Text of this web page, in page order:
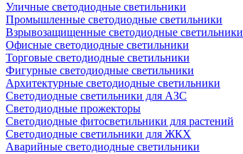
Уличные светодиодные светильники
Промышленные светодиодные светильники
Взрывозащищенные светодиодные светильники
Офисные светодиодные светильники
Торговые светодиодные светильники
Фигурные светодиодные светильники
Архитектурные светодиодные светильники
Светодиодные светильники для АЗС
Светодиодные прожекторы
Светодиодные фитосветильники для растений
Светодиодные светильники для ЖКХ
Аварийные светодиодные светильники